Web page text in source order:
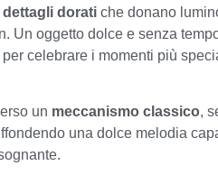
dettagli dorati che donano
Un oggetto dolce e senza
celebrare i momenti più
un meccanismo classico,
una dolce melodia